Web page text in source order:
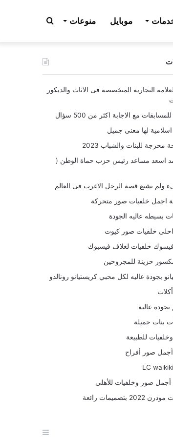
موبايل منوعات بحث
عن
التجارية المتخصصة فى الاثاث والديكور
مع الاجابة اكثر من 500 سؤال
لها معنى جميل
للبنات والشباب 2023
اسعد مساعد رئيس حزب حماة الوطن (
ولم يشبع قصة الرجل الاغرب فى العالم
اجمل خلفيات صور متحركة
بسيطه عاليه الجودة
خلفيات صور كيوت
خلفيات لغلاف فيسبوك
حزينة للمجروحين
بجودة عاليه لكل محبي كريستيانو رونالدو
عالية
بنات جميلة
للطبيعة
صور أفراح
أجمل صور وخلفيات للأهلي
بتصميمات رائعة